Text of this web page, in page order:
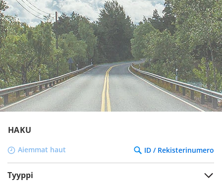
HAKU
Aiemmat haut ID / Rekisterinumero
Tyyppi